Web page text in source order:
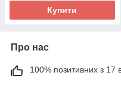
Купити
Про нас
100% позитивних з 17